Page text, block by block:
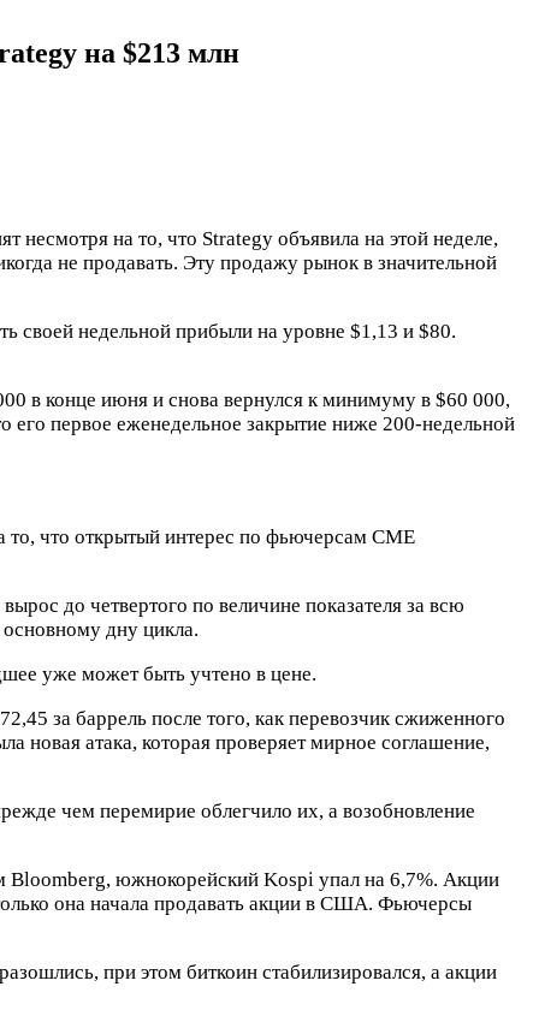
на $213 млн
несмотря на то, что Strategy объявила на этой неделе,
не продавать. Эту продажу рынок в значительной
своей недельной прибыли на уровне $1,13 и $80.
в конце июня и снова вернулся к минимуму в $60 000,
его первое еженедельное закрытие ниже 200-недельной
что открытый интерес по фьючерсам CME
до четвертого по величине показателя за всю
дну цикла.
уже может быть учтено в цене.
за баррель после того, как перевозчик сжиженного
новая атака, которая проверяет мирное соглашение,
чем перемирие облегчило их, а возобновление
Bloomberg, южнокорейский Kospi упал на 6,7%. Акции
она начала продавать акции в США. Фьючерсы
при этом биткоин стабилизировался, а акции